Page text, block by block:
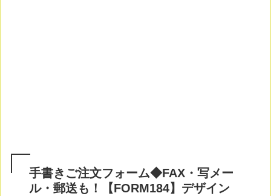
手書きご注文フォーム◆FAX・写メー
ル・郵送も！【FORM184】デザイン